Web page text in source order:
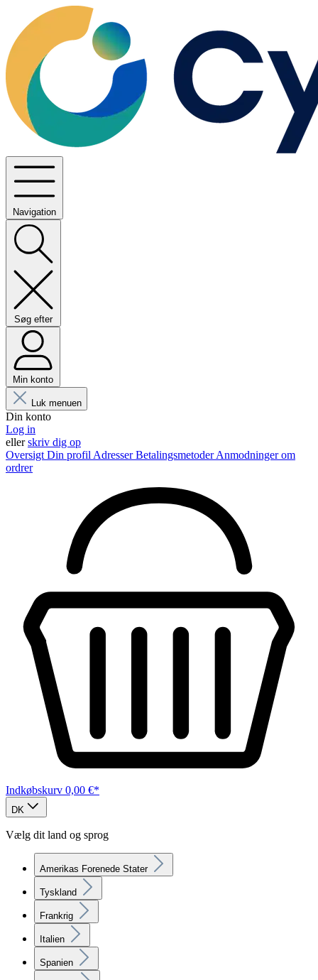
Navigation
Søg efter
Min konto
Luk menuen
Din konto
Log in
ellerskriv dig op
Oversigt Din profil AdresserBetalingsmetoderAnmodninger om
ordrer
Indkøbskurv 0,00 €*
DK
Vælg dit land og sprog
Amerikas Forenede Stater
Tyskland
Frankrig
Italien
Spanien